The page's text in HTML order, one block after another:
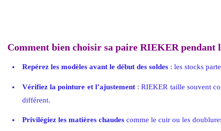
Comment bien choisir sa paire RIEKER pendant
Repérez les modèles avant le début des soldes : les stocks
Vérifiez la pointure et l’ajustement: RIEKER taille souvent
différent.
Privilégiez les matières chaudes comme le cuir ou les